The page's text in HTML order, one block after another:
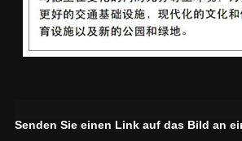
Senden Sie einen Link auf das Bild an